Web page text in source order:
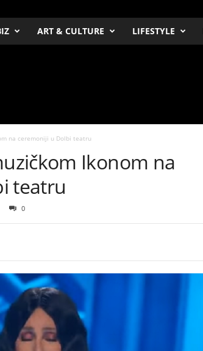
ART & CULTURE LIFESTYLE
na ceremoniji u Dolbi teatru
Ikonom na
teatru
0